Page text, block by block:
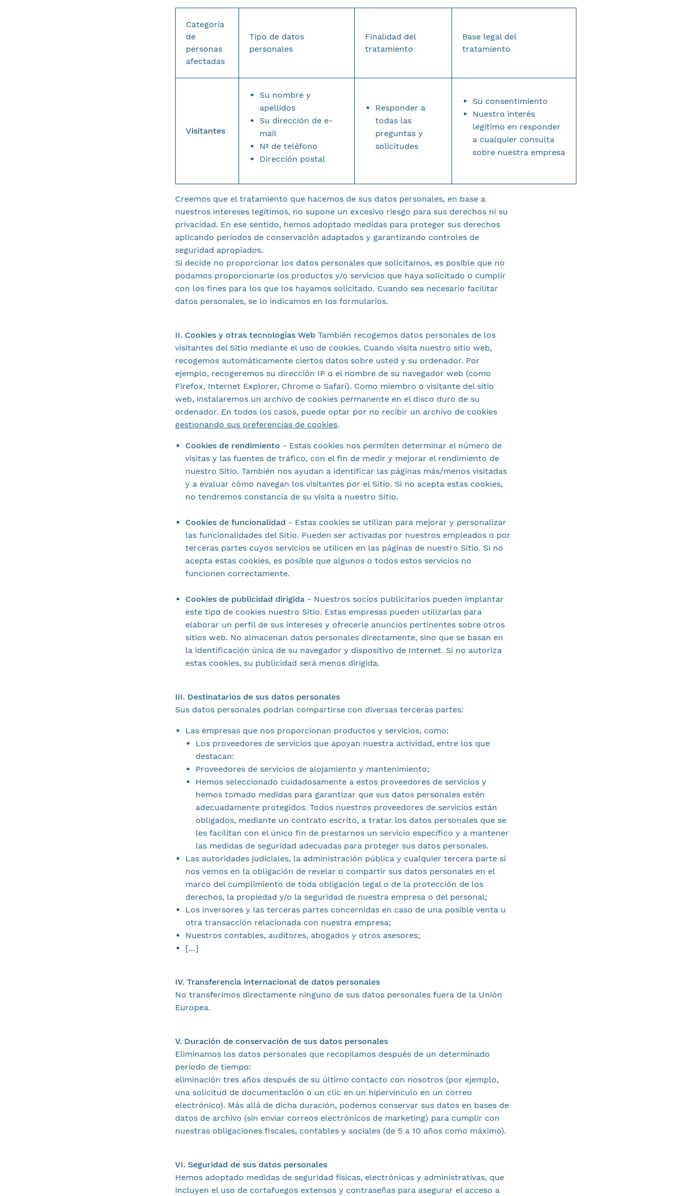
Categoría
de
personas
afectadas
Tipo de datos
personales
Finalidad del
tratamiento
Base legal del
tratamiento
Visitantes
Su nombre y
apellidos
Su dirección de e-
mail
Nº de teléfono
Dirección postal
Responder a
todas las
preguntas y
solicitudes
Su consentimiento
Nuestro interés
legítimo en responder
a cualquier consulta
sobre nuestra empresa
Creemos que el tratamiento que hacemos de sus datos personales, en base a
nuestros intereses legítimos, no supone un excesivo riesgo para sus derechos ni su
privacidad. En ese sentido, hemos adoptado medidas para proteger sus derechos
aplicando períodos de conservación adaptados y garantizando controles de
seguridad apropiados.
Si decide no proporcionar los datos personales que solicitamos, es posible que no
podamos proporcionarle los productos y/o servicios que haya solicitado o cumplir
con los fines para los que los hayamos solicitado. Cuando sea necesario facilitar
datos personales, se lo indicamos en los formularios.
II. Cookies y otras tecnologías WebTambién recogemos datos personales de los
visitantes del Sitio mediante el uso de cookies. Cuando visita nuestro sitio web,
recogemos automáticamente ciertos datos sobre usted y su ordenador. Por
ejemplo, recogeremos su dirección IP o el nombre de su navegador web (como
Firefox, Internet Explorer, Chrome o Safari). Como miembro o visitante del sitio
web, instalaremos un archivo de cookies permanente en el disco duro de su
ordenador. En todos los casos, puede optar por no recibir un archivo de cookies
gestionando sus preferencias de cookies.
Cookies de rendimiento - Estas cookies nos permiten determinar el número de
visitas y las fuentes de tráfico, con el fin de medir y mejorar el rendimiento de
nuestro Sitio. También nos ayudan a identificar las páginas más/menos visitadas
y a evaluar cómo navegan los visitantes por el Sitio. Si no acepta estas cookies,
no tendremos constancia de su visita a nuestro Sitio.
Cookies de funcionalidad - Estas cookies se utilizan para mejorar y personalizar
las funcionalidades del Sitio. Pueden ser activadas por nuestros empleados o por
terceras partes cuyos servicios se utilicen en las páginas de nuestro Sitio. Si no
acepta estas cookies, es posible que algunos o todos estos servicios no
funcionen correctamente.
Cookies de publicidad dirigida - Nuestros socios publicitarios pueden implantar
este tipo de cookies nuestro Sitio. Estas empresas pueden utilizarlas para
elaborar un perfil de sus intereses y ofrecerle anuncios pertinentes sobre otros
sitios web. No almacenan datos personales directamente, sino que se basan en
la identificación única de su navegador y dispositivo de Internet. Si no autoriza
estas cookies, su publicidad será menos dirigida.
III. Destinatarios de sus datos personales
Sus datos personales podrían compartirse con diversas terceras partes:
Las empresas que nos proporcionan productos y servicios, como:
Los proveedores de servicios que apoyan nuestra actividad, entre los que
destacan:
Proveedores de servicios de alojamiento y mantenimiento;
Hemos seleccionado cuidadosamente a estos proveedores de servicios y
hemos tomado medidas para garantizar que sus datos personales estén
adecuadamente protegidos. Todos nuestros proveedores de servicios están
obligados, mediante un contrato escrito, a tratar los datos personales que se
les facilitan con el único fin de prestarnos un servicio específico y a mantener
las medidas de seguridad adecuadas para proteger sus datos personales.
Las autoridades judiciales, la administración pública y cualquier tercera parte si
nos vemos en la obligación de revelar o compartir sus datos personales en el
marco del cumplimiento de toda obligación legal o de la protección de los
derechos, la propiedad y/o la seguridad de nuestra empresa o del personal;
Los inversores y las terceras partes concernidas en caso de una posible venta u
otra transacción relacionada con nuestra empresa;
Nuestros contables, auditores, abogados y otros asesores;
[…]
IV. Transferencia internacional de datos personales
No transferimos directamente ninguno de sus datos personales fuera de la Unión
Europea.
V. Duración de conservación de sus datos personales
Eliminamos los datos personales que recopilamos después de un determinado
período de tiempo:
eliminación tres años después de su último contacto con nosotros (por ejemplo,
una solicitud de documentación o un clic en un hipervínculo en un correo
electrónico). Más allá de dicha duración, podemos conservar sus datos en bases de
datos de archivo (sin enviar correos electrónicos de marketing) para cumplir con
nuestras obligaciones fiscales, contables y sociales (de 5 a 10 años como máximo).
VI. Seguridad de sus datos personales
Hemos adoptado medidas de seguridad físicas, electrónicas y administrativas, que
incluyen el uso de cortafuegos extensos y contraseñas para asegurar el acceso a